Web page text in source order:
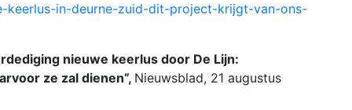
keerlus-in-deurne-zuid-dit-project-krijgt-van-ons-
nieuwe keerlus door De Lijn:
ze zal dienen”, Nieuwsblad, 21 augustus